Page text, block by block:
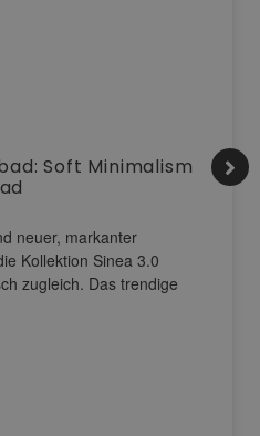
Soft Minimalism
neuer, markanter
Kollektion Sinea 3.0
zugleich. Das trendige